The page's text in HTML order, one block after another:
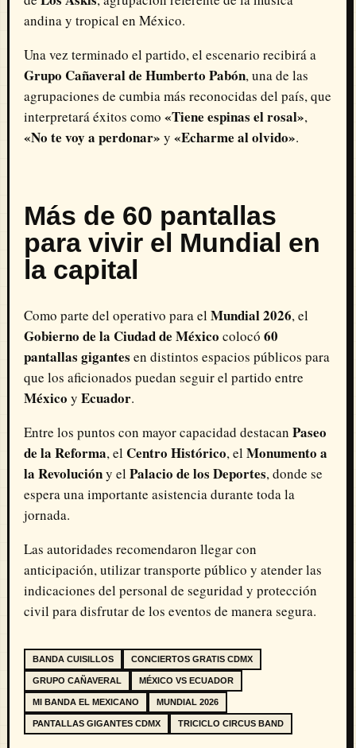
andina y tropical en México.
Una vez terminado el partido, el escenario recibirá a
Grupo Cañaveral de Humberto Pabón, una de las
agrupaciones de cumbia más reconocidas del país, que
interpretará éxitos como «Tiene espinas el rosal»,
«No te voy a perdonar» y «Echarme al olvido».
Más de 60 pantallas
para vivir el Mundial en
la capital
Como parte del operativo para el Mundial 2026, el
Gobierno de la Ciudad de México colocó 60
pantallas gigantes en distintos espacios públicos para
que los aficionados puedan seguir el partido entre
México y Ecuador.
Entre los puntos con mayor capacidad destacan Paseo
de la Reforma, el Centro Histórico, el Monumento a
la Revolucióny el Palacio de los Deportes, donde se
espera una importante asistencia durante toda la
jornada.
Las autoridades recomendaron llegar con
anticipación, utilizar transporte público y atender las
indicaciones del personal de seguridad y protección
civil para disfrutar de los eventos de manera segura.
BANDA CUISILLOS CONCIERTOS GRATIS CDMX
GRUPO CAÑAVERAL MÉXICO VS ECUADOR
MI BANDA EL MEXICANO MUNDIAL 2026
PANTALLAS GIGANTES CDMX TRICICLO CIRCUS BAND